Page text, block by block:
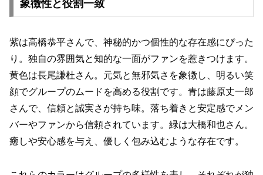
象徴性と役割一致
紫は高橋恭平さんで、神秘的かつ個性的な存在感にぴった
り。独自の雰囲気と知的な一面がファンを惹きつけます。
黄色は長尾謙杜さん。元気と無邪気さを象徴し、明るい笑
顔でグループのムードを高める役割です。青は藤原丈一郎
さんで、信頼と誠実さが持ち味。落ち着きと安定感でメン
バーやファンから信頼されています。緑は大橋和也さん。
癒しや安心感を与え、優しく包み込むような存在です。